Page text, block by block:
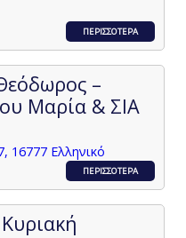
ΠΕΡΙΣΣΟΤΕΡΑ
–
Μαρία & ΣΙΑ
16777 Ελληνικό
ΠΕΡΙΣΣΟΤΕΡΑ